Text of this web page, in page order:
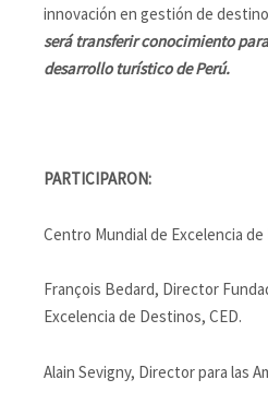
innovación en gestión de
será transferir conocimiento
desarrollo turístico de Perú.
PARTICIPARON:
Centro Mundial de Excelencia de
François Bedard, Director
Excelencia de Destinos, CED.
Alain Sevigny, Director para las